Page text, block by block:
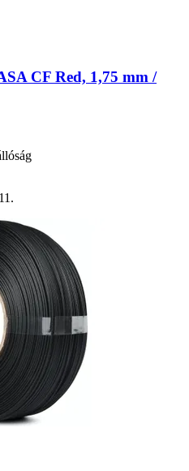
CF Red, 1,75 mm /